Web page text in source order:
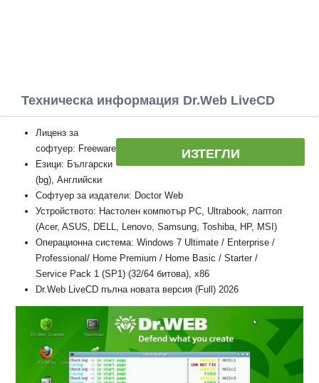
Техническа информация Dr.Web LiveCD
ИЗТЕГЛИ
Лиценз за
софтуер: Freeware
Езици: Български
(bg), Английски
Софтуер за издатели: Doctor Web
Устройството: Настолен компютър PC, Ultrabook, лаптоп
(Acer, ASUS, DELL, Lenovo, Samsung, Toshiba, HP, MSI)
Операционна система: Windows 7 Ultimate / Enterprise /
Professional/ Home Premium / Home Basic / Starter /
Service Pack 1 (SP1) (32/64 битова), x86
Dr.Web LiveCD пълна новата версия (Full) 2026